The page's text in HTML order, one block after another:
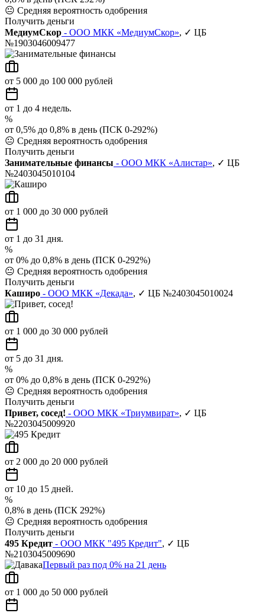
😐 Средняя вероятность одобрения
Получить деньги
МедиумСкор - ООО МКК «МедиумСкор», ✓ ЦБ
№1903046009477
от 5 000 до 100 000 рублей
от 1 до 4 недель.
%
от 0,5% до 0,8% в день (ПСК 0-292%)
😐 Средняя вероятность одобрения
Получить деньги
Занимательные финансы - ООО МКК «Алистар», ✓ ЦБ
№2403045010104
от 1 000 до 30 000 рублей
от 1 до 31 дня.
%
от 0% до 0,8% в день (ПСК 0-292%)
😐 Средняя вероятность одобрения
Получить деньги
Каширо - ООО МКК «Декада», ✓ ЦБ №2403045010024
от 1 000 до 30 000 рублей
от 5 до 31 дня.
%
от 0% до 0,8% в день (ПСК 0-292%)
😐 Средняя вероятность одобрения
Получить деньги
Привет, сосед! - ООО МКК «Триумвират», ✓ ЦБ
№2203045009920
от 2 000 до 20 000 рублей
от 10 до 15 дней.
%
0,8% в день (ПСК 292%)
😐 Средняя вероятность одобрения
Получить деньги
495 Кредит - ООО МКК "495 Кредит", ✓ ЦБ
№2103045009690
Первый раз под 0% на 21 день
от 1 000 до 50 000 рублей